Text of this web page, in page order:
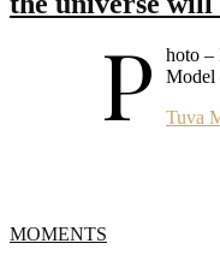
P
hoto –
Model
Tuva
MOMENTS